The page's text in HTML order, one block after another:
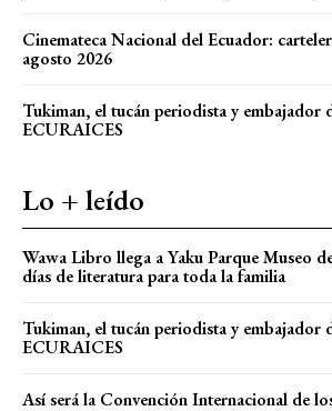
Cinemateca Nacional del Ecuador:
agosto 2026
Tukiman, el tucán periodista y embajador
ECURAICES
Lo + leído
Wawa Libro llega a Yaku Parque Museo
días de literatura para toda la familia
Tukiman, el tucán periodista y embajador
ECURAICES
Así será la Convención Internacional de